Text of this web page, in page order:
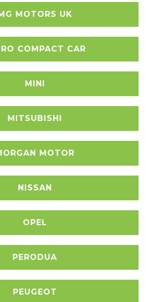
MOTORS UK
COMPACT CAR
MINI
MITSUBISHI
MOTOR
NISSAN
OPEL
PERODUA
PEUGEOT